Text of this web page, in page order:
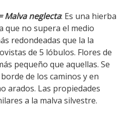
Malva neglecta: Es una hierba
que no supera el medio
redondeadas que la la
de 5 lóbulos. Flores de
pequeño que aquellas. Se
de los caminos y en
arados. Las propiedades
a la malva silvestre.